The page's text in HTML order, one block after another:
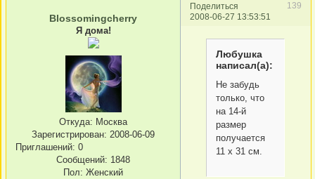
Поделиться
139
2008-06-27 13:53:51
Blossomingcherry
Я дома!
Откуда: Москва
Зарегистрирован: 2008-06-09
Приглашений: 0
Сообщений: 1848
Пол: Женский
Любушка
написал(а):
Не забудь
только, что
на 14-й
размер
получается
11 х 31 см.